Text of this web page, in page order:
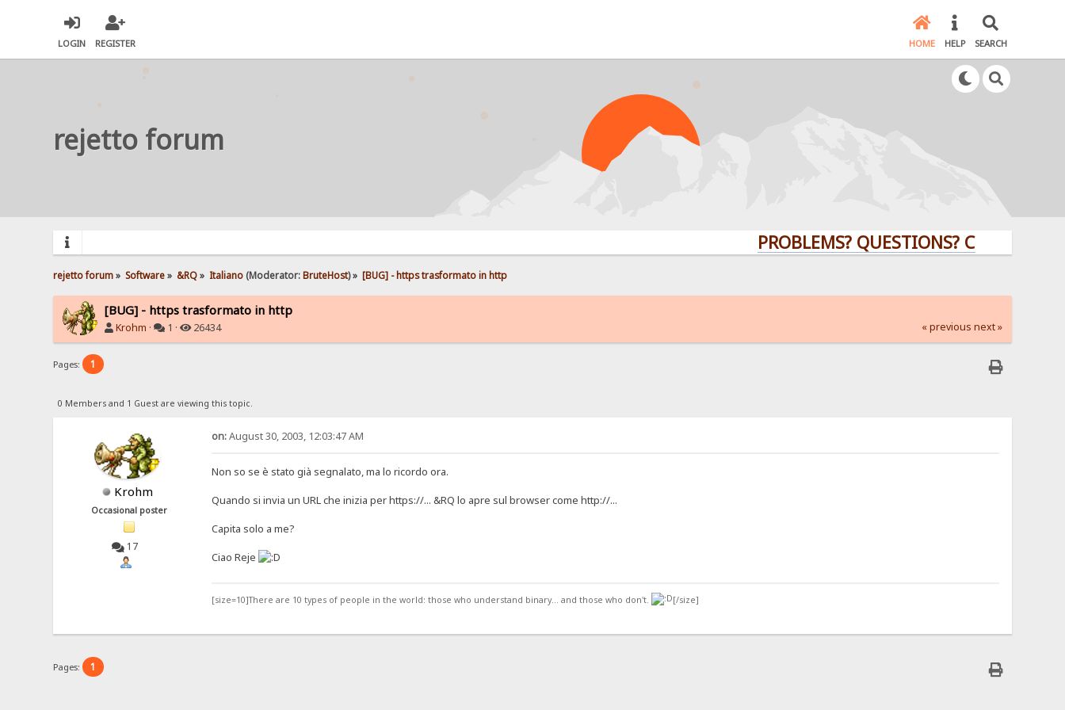
LOGIN REGISTER HOME HELP SEARCH
rejetto forum
PROBLEMS? QUESTIONS? CLICK HERE!
rejetto forum» Software» &RQ» Italiano(Moderator:BruteHost) » [BUG] - https trasformato in http
[BUG] - https trasformato in http
Krohm · 1 · 26434 « previous next »
Pages: 1
0 Members and 1 Guest are viewing this topic.
Krohm
Occasional poster
17
on:August 30, 2003, 12:03:47 AM
Non so se è stato già segnalato, ma lo ricordo ora.
Quando si invia un URL che inizia per https://... &RQ lo apre sul browser come http://...
Capita solo a me?
Ciao Reje
[size=10]There are 10 types of people in the world: those who understand binary... and those who don't. [/size]
Pages: 1